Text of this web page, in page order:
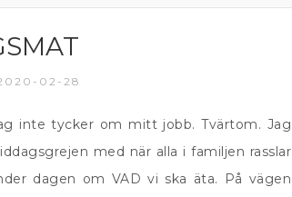
02-28
inte tycker om mitt jobb. Tvärtom. Jag
med när alla i familjen rasslar
dagen om VAD vi ska äta. På vägen